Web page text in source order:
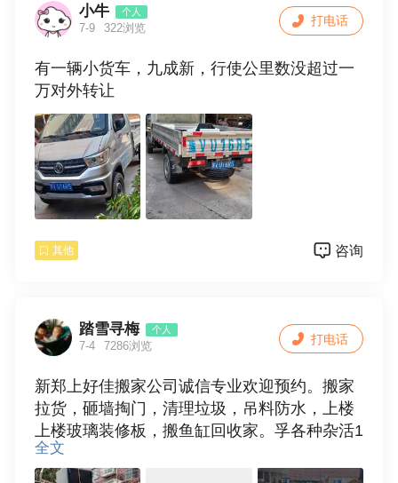
小牛 个人
7-9 322浏览
有一辆小货车，九成新，行使公里数没超过一
万对外转让
打电话
其他 咨询
踏雪寻梅 个人
7-4 7286浏览
新郑上好佳搬家公司诚信专业欢迎预约。搬家
拉货，砸墙掏门，清理垃圾，吊料防水，上楼
上楼玻璃装修板，搬鱼缸回收家。孚各种杂活1
8037867682
全文
打电话